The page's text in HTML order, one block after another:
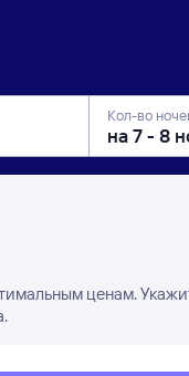
Кол-во
ценам.